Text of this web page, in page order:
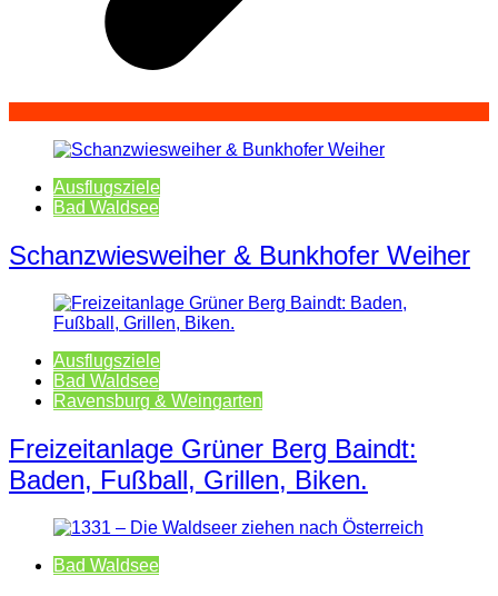
Ausflugsziele
Bad Waldsee
Schanzwiesweiher & Bunkhofer Weiher
Ausflugsziele
Bad Waldsee
Ravensburg & Weingarten
Freizeitanlage Grüner Berg Baindt:
Baden, Fußball, Grillen, Biken.
Bad Waldsee